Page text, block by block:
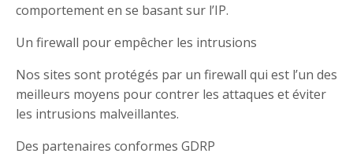
comportement en se basant sur l’IP.
Un firewall pour empêcher les intrusions
Nos sites sont protégés par un firewall qui est l’un des
meilleurs moyens pour contrer les attaques et éviter
les intrusions malveillantes.
Des partenaires conformes GDRP